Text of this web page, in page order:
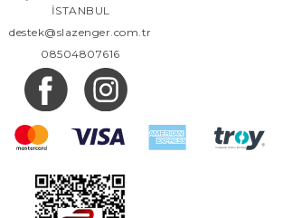
İSTANBUL
destek@slazenger.com.tr
08504807616